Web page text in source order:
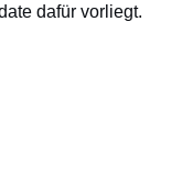
dafür vorliegt.